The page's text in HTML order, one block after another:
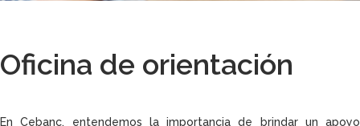
Oficina de orientación
En Cebanc, entendemos la importancia de brindar un apoyo